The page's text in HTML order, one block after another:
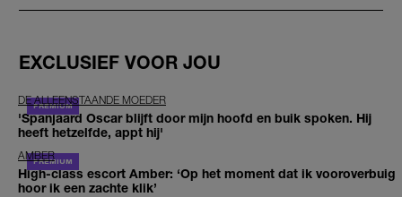
EXCLUSIEF VOOR JOU
DE ALLEENSTAANDE MOEDER
'Spanjaard Oscar blijft door mijn hoofd en buik spoken. Hij
heeft hetzelfde, appt hij'
AMBER
High-class escort Amber: ‘Op het moment dat ik vooroverbuig
hoor ik een zachte klik’